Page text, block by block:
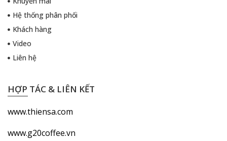
Hệ thống phân phối
Khách hàng
Video
Liên hệ
HỢP TÁC & LIÊN KẾT
www.thiensa.com
www.g20coffee.vn